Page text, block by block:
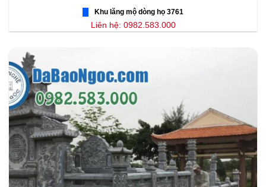
Khu lăng mộ dòng họ 3761
Liên hệ: 0982.583.000